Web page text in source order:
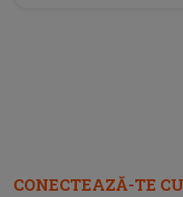
CONECTEAZĂ-TE